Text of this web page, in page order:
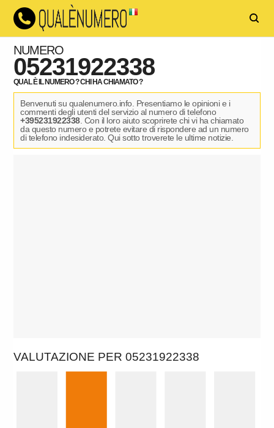
NUMERO
05231922338
QUAL È IL NUMERO ? CHI HA CHIAMATO ?
Benvenuti su qualenumero.info. Presentiamo le opinioni e i
commenti degli utenti del servizio al numero di telefono
+395231922338. Con il loro aiuto scoprirete chi vi ha chiamato
da questo numero e potrete evitare di rispondere ad un numero
di telefono indesiderato. Qui sotto troverete le ultime notizie.
VALUTAZIONE PER 05231922338